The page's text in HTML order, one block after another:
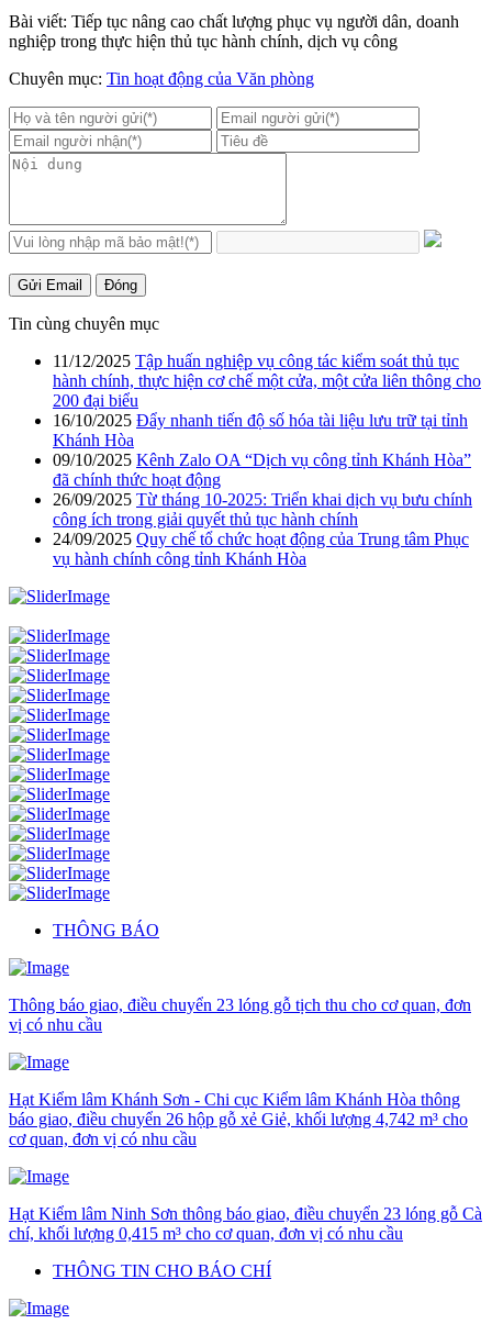
Bài viết: Tiếp tục nâng cao chất lượng phục vụ người dân, doanh
nghiệp trong thực hiện thủ tục hành chính, dịch vụ công
Chuyên mục: Tin hoạt động của Văn phòng
Gửi Email Đóng
Tin cùng chuyên mục
11/12/2025 Tập huấn nghiệp vụ công tác kiểm soát thủ tục
hành chính, thực hiện cơ chế một cửa, một cửa liên thông cho
200 đại biểu
16/10/2025 Đẩy nhanh tiến độ số hóa tài liệu lưu trữ tại tỉnh
Khánh Hòa
09/10/2025 Kênh Zalo OA “Dịch vụ công tỉnh Khánh Hòa”
đã chính thức hoạt động
26/09/2025 Từ tháng 10-2025: Triển khai dịch vụ bưu chính
công ích trong giải quyết thủ tục hành chính
24/09/2025 Quy chế tổ chức hoạt động của Trung tâm Phục
vụ hành chính công tỉnh Khánh Hòa
THÔNG BÁO
Thông báo giao, điều chuyển 23 lóng gỗ tịch thu cho cơ quan, đơn
vị có nhu cầu
Hạt Kiểm lâm Khánh Sơn - Chi cục Kiểm lâm Khánh Hòa thông
báo giao, điều chuyển 26 hộp gỗ xẻ Giẻ, khối lượng 4,742 m³ cho
cơ quan, đơn vị có nhu cầu
Hạt Kiểm lâm Ninh Sơn thông báo giao, điều chuyển 23 lóng gỗ Cà
chí, khối lượng 0,415 m³ cho cơ quan, đơn vị có nhu cầu
THÔNG TIN CHO BÁO CHÍ